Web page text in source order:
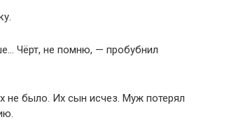
Чёрт, не помню, — пробубнил
не было. Их сын исчез. Муж потерял